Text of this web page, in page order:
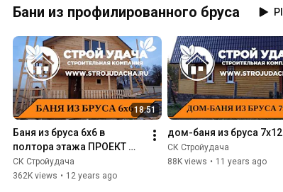
Бани из профилированного бруса
18:51
Баня из бруса 6х6 в
полтора этажа ПРОЕКТ
Б-21
СК Стройудача
362K views • 12 years ago
дом-баня из бруса 7х12
СК Стройудача
88K views • 11 years ago